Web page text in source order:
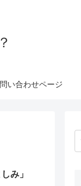
い合わせページ
み」